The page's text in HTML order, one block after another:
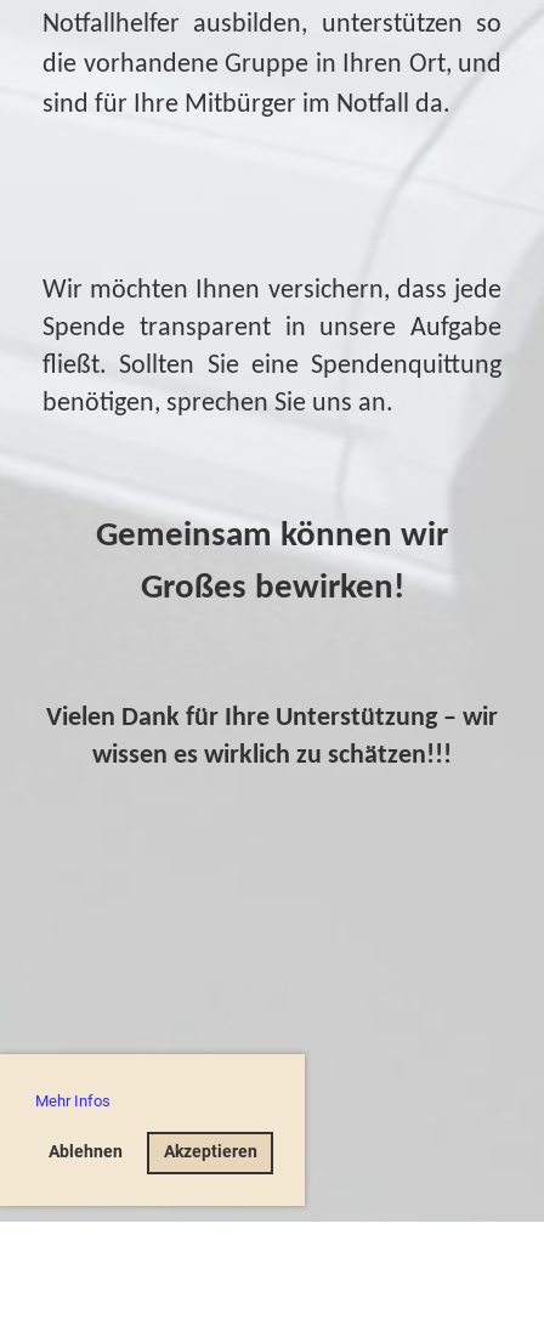
Mehr Infos
Ablehnen Akzeptieren
Notfallhelfer ausbilden, unterstützen so
die vorhandene Gruppe in Ihren Ort, und
sind für Ihre Mitbürger im Notfall da.
Wir möchten Ihnen versichern, dass jede
Spende transparent in unsere Aufgabe
fließt. Sollten Sie eine Spendenquittung
benötigen, sprechen Sie uns an.
Gemeinsam können wir
Großes bewirken!
Vielen Dank für Ihre Unterstützung – wir
wissen es wirklich zu schätzen!!!